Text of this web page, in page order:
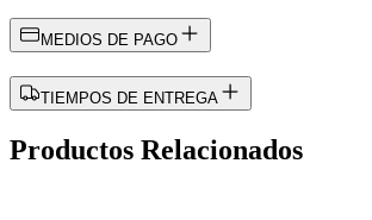
MEDIOS DE PAGO
TIEMPOS DE ENTREGA
Productos Relacionados